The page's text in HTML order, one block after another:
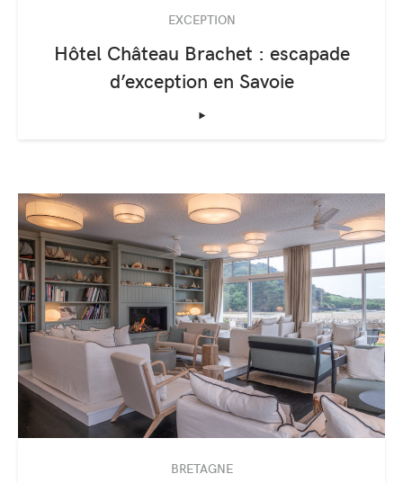
EXCEPTION
Hôtel Château Brachet : escapade
d’exception en Savoie
‣
BRETAGNE